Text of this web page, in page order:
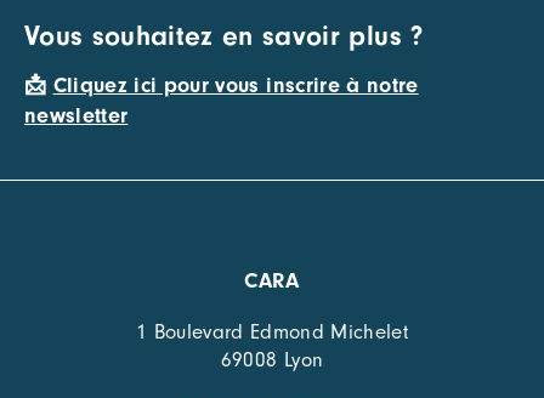
Vous souhaitez en savoir plus ?
📩 Cliquez ici pour vous inscrire à notre
newsletter
CARA
1 Boulevard Edmond Michelet
69008 Lyon